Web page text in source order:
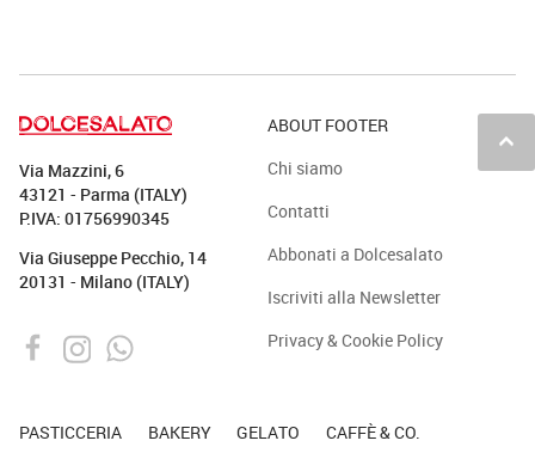
keyboard_arrow_up
Via Mazzini, 6
43121 - Parma (ITALY)
P.IVA: 01756990345
Via Giuseppe Pecchio, 14
20131 - Milano (ITALY)
ABOUT FOOTER
Chi siamo
Contatti
Abbonati a Dolcesalato
Iscriviti alla Newsletter
Privacy & Cookie Policy
PASTICCERIA BAKERY GELATO CAFFÈ & CO.